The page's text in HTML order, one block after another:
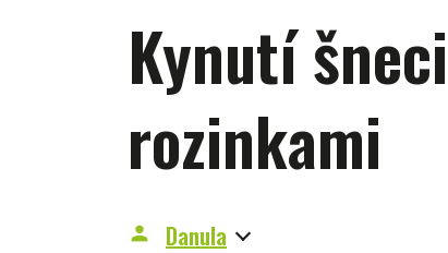
Kynutí
rozinkami
person Danula